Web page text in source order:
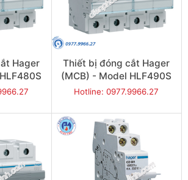
Hager
Thiết bị đóng cắt Hager
(MCB) - Model HLF490S
Hotline: 0977.9966.27